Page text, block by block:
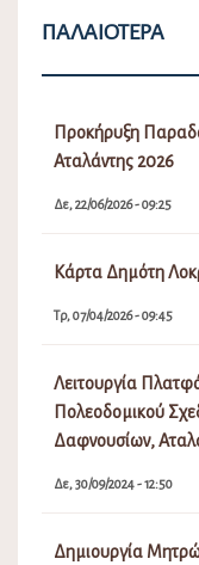
ΠΑΛΑΙΌΤΕΡΑ
Προκήρυξη
Αταλάντης 2026
Δε, 22/06/2026 - 09:25
Κάρτα Δημότη
Τρ, 07/04/2026 - 09:45
Λειτουργία
Πολεοδομικού
Δαφνουσίων,
Δε, 30/09/2024 - 12:50
Δημιουργία